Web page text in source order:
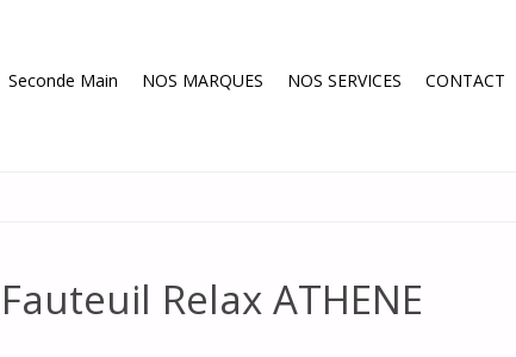
Seconde Main NOS MARQUES NOS SERVICES CONTACT
Fauteuil Relax ATHENE